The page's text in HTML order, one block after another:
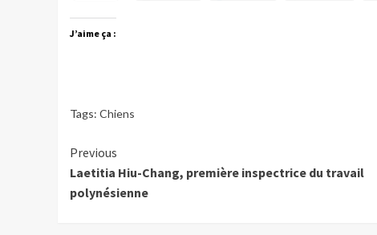
J’aime ça :
Tags: Chiens
Continue
Reading
Previous
Laetitia Hiu-Chang, première inspectrice du travail
polynésienne